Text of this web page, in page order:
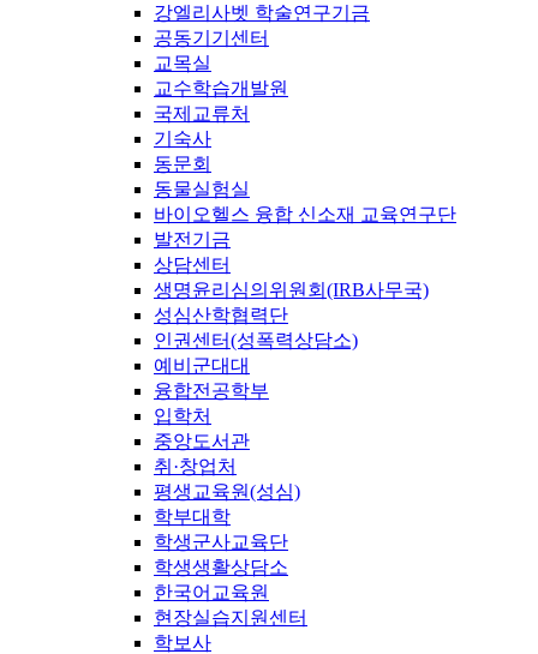
강엘리사벳 학술연구기금
공동기기센터
교목실
교수학습개발원
국제교류처
기숙사
동문회
동물실험실
바이오헬스 융합 신소재 교육연구단
발전기금
상담센터
생명윤리심의위원회(IRB사무국)
성심산학협력단
인권센터(성폭력상담소)
예비군대대
융합전공학부
입학처
중앙도서관
취·창업처
평생교육원(성심)
학부대학
학생군사교육단
학생생활상담소
한국어교육원
현장실습지원센터
학보사